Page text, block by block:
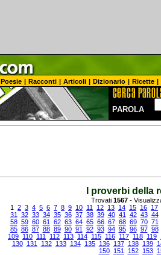
Poesie | Racconti | Articoli | Dizionario | Ricette |
PAROLA
I proverbi della
Trovati 1567 -
1
2 3 4 5 6 7 8 9 10 11 12 13 14 15 16 17
31
32 33 34 35 36 37 38 39 40 41 42 43 44
58 59 60 61 62 63 64 65 66 67 68 69 70 71
85 86 87 88 89 90 91 92 93 94 95 96 97 98
109 110 111 112 113 114 115 116 117 118 119
130
131 132 133 134 135 136 137 138 139
150
151 152 153